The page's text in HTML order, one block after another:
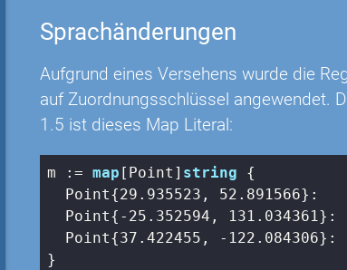
Sprachänderungen
Aufgrund eines Versehens wurde die
auf Zuordnungsschlüssel angewendet.
1.5 ist dieses Map Literal:
m := map [Point] string {
  Point{
29.935523 , 52.891566}:
  Point{
-25.352594 , 131.034361}:
  Point{
37.422455 , -122.084306}:
}